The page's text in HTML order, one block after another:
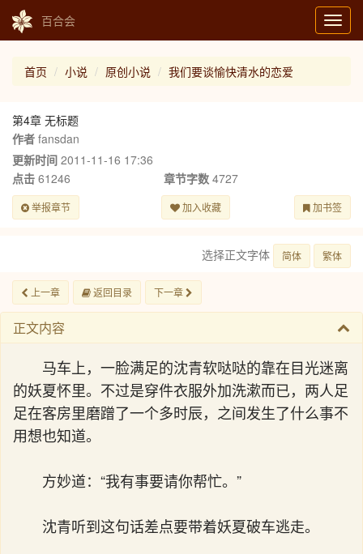
百合会
首页 小说 原创小说 我们要谈愉快清水的恋爱
第4章 无标题
作者 fansdan
更新时间 2011-11-16 17:36
点击 61246 章节字数4727
举报章节 加入收藏 加书签
选择正文字体 简体 繁体
上一章 返回目录 下一章
正文内容
马车上，一脸满足的沈青软哒哒的靠在目光迷离
的妖夏怀里。不过是穿件衣服外加洗漱而已，两人足
足在客房里磨蹭了一个多时辰，之间发生了什么事不
用想也知道。
方妙道：“我有事要请你帮忙。”
沈青听到这句话差点要带着妖夏破车逃走。